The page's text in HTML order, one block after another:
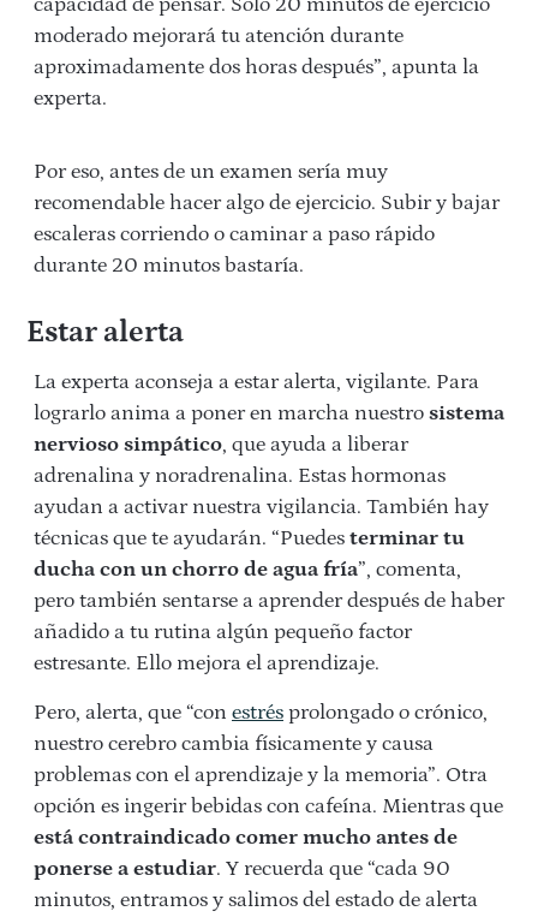
capacidad de pensar. Solo 20 minutos de ejercicio
moderado mejorará tu atención durante
aproximadamente dos horas después”, apunta la
experta.
Por eso, antes de un examen sería muy
recomendable hacer algo de ejercicio. Subir y bajar
escaleras corriendo o caminar a paso rápido
durante 20 minutos bastaría.
Estar alerta
La experta aconseja a estar alerta, vigilante. Para
lograrlo anima a poner en marcha nuestro sistema
nervioso simpático, que ayuda a liberar
adrenalina y noradrenalina. Estas hormonas
ayudan a activar nuestra vigilancia. También hay
técnicas que te ayudarán. “Puedes terminar tu
ducha con un chorro de agua fría”, comenta,
pero también sentarse a aprender después de haber
añadido a tu rutina algún pequeño factor
estresante. Ello mejora el aprendizaje.
Pero, alerta, que “con estrés prolongado o crónico,
nuestro cerebro cambia físicamente y causa
problemas con el aprendizaje y la memoria”. Otra
opción es ingerir bebidas con cafeína. Mientras que
está contraindicado comer mucho antes de
ponerse a estudiar. Y recuerda que “cada 90
minutos, entramos y salimos del estado de alerta